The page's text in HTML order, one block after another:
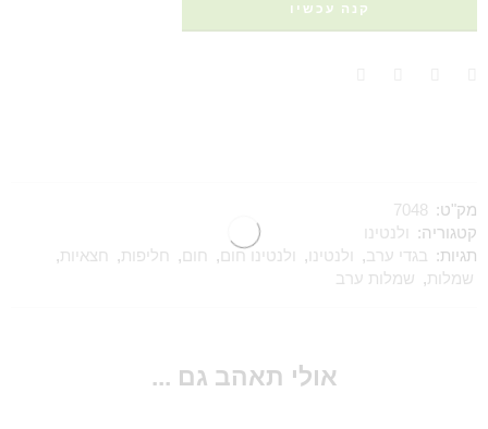
קנה עכשיו
מק"ט:
7048
קטגוריה:
ולנטינו
תגיות:
בגדי ערב, ולנטינו , ולנטינו חום, חום, חליפות, חצאיות,
שמלות, שמלות ערב
אולי תאהב גם ...